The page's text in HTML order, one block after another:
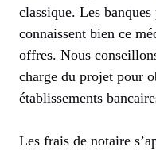
classique. Les
connaissent bien ce
offres. Nous
charge du projet pour
établissements
Les frais de notaire